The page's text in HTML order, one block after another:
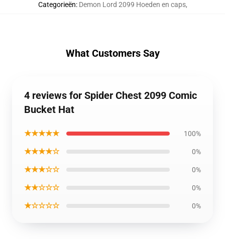
Categorieën: Demon Lord 2099 Hoeden en caps,
What Customers Say
4 reviews for Spider Chest 2099 Comic
Bucket Hat
★★★★★ 100%
★★★★☆ 0%
★★★☆☆ 0%
★★☆☆☆ 0%
★☆☆☆☆ 0%